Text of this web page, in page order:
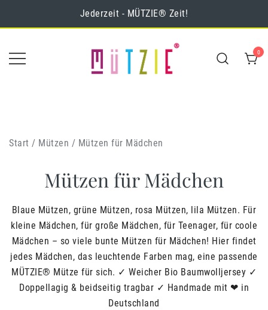
Jederzeit - MÜTZIE® Zeit!
0
Start / Mützen / Mützen für Mädchen
Mützen für Mädchen
Blaue Mützen, grüne Mützen, rosa Mützen, lila Mützen. Für
kleine Mädchen, für große Mädchen, für Teenager, für coole
Mädchen – so viele bunte Mützen für Mädchen! Hier findet
jedes Mädchen, das leuchtende Farben mag, eine passende
MÜTZIE® Mütze für sich. ✓ Weicher Bio Baumwolljersey ✓
Doppellagig & beidseitig tragbar ✓ Handmade mit ❤ in
Deutschland